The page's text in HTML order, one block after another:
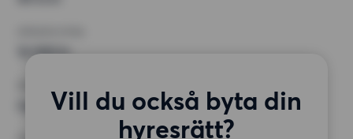
Vill du också byta din
hyresrätt?
16 000 kr
Inga speciella krav